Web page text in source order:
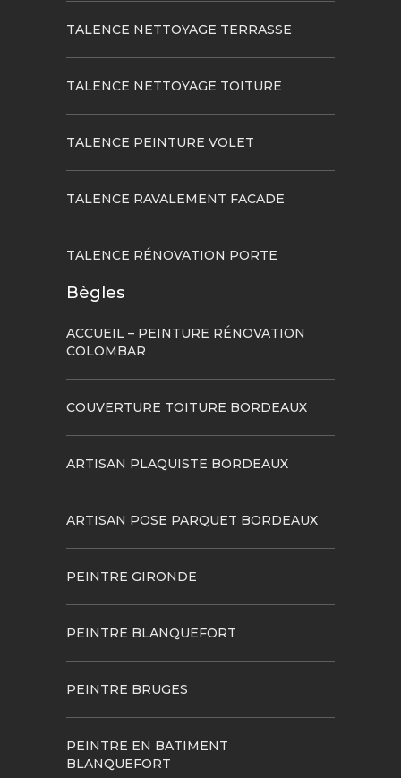
TALENCE NETTOYAGE TERRASSE
TALENCE NETTOYAGE TOITURE
TALENCE PEINTURE VOLET
TALENCE RAVALEMENT FACADE
TALENCE RÉNOVATION PORTE
Bègles
ACCUEIL – PEINTURE RÉNOVATION
COLOMBAR
COUVERTURE TOITURE BORDEAUX
ARTISAN PLAQUISTE BORDEAUX
ARTISAN POSE PARQUET BORDEAUX
PEINTRE GIRONDE
PEINTRE BLANQUEFORT
PEINTRE BRUGES
PEINTRE EN BATIMENT
BLANQUEFORT